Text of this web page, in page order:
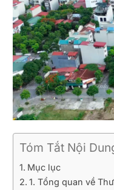
Tóm Tắt Nội
Mục lục
1. Tổng quan về